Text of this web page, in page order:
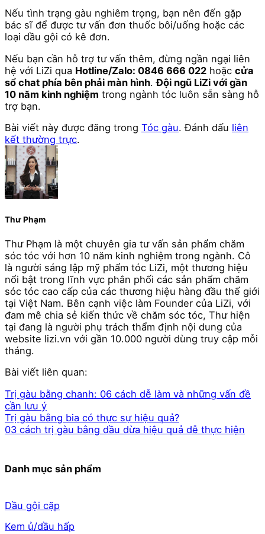
Nếu tình trạng gàu nghiêm trọng, bạn nên đến gặp
bác sĩ để được tư vấn đơn thuốc bôi/uống hoặc các
loại dầu gội có kê đơn.
Nếu bạn cần hỗ trợ tư vấn thêm, đừng ngần ngại liên
hệ với LiZi qua Hotline/Zalo: 0846 666 022 hoặc cửa
sổ chat phía bên phải màn hình.Đội ngũ LiZi với gần
10 năm kinh nghiệm trong ngành tóc luôn sẵn sàng hỗ
trợ bạn.
Bài viết này được đăng trong Tóc gàu. Đánh dấu liên
kết thường trực.
Thư Phạm
Thư Phạm là một chuyên gia tư vấn sản phẩm chăm
sóc tóc với hơn 10 năm kinh nghiệm trong ngành. Cô
là người sáng lập mỹ phẩm tóc LiZi, một thương hiệu
nổi bật trong lĩnh vực phân phối các sản phẩm chăm
sóc tóc cao cấp của các thương hiệu hàng đầu thế giới
tại Việt Nam. Bên cạnh việc làm Founder của LiZi, với
đam mê chia sẻ kiến thức về chăm sóc tóc, Thư hiện
tại đang là người phụ trách thẩm định nội dung của
website lizi.vn với gần 10.000 người dùng truy cập mỗi
tháng.
Bài viết liên quan:
Trị gàu bằng chanh: 06 cách dễ làm và những vấn đề
cần lưu ý
Trị gàu bằng bia có thực sự hiệu quả?
03 cách trị gàu bằng dầu dừa hiệu quả dễ thực hiện
Danh mục sản phẩm
Dầu gội cặp
Kem ủ/dầu hấp